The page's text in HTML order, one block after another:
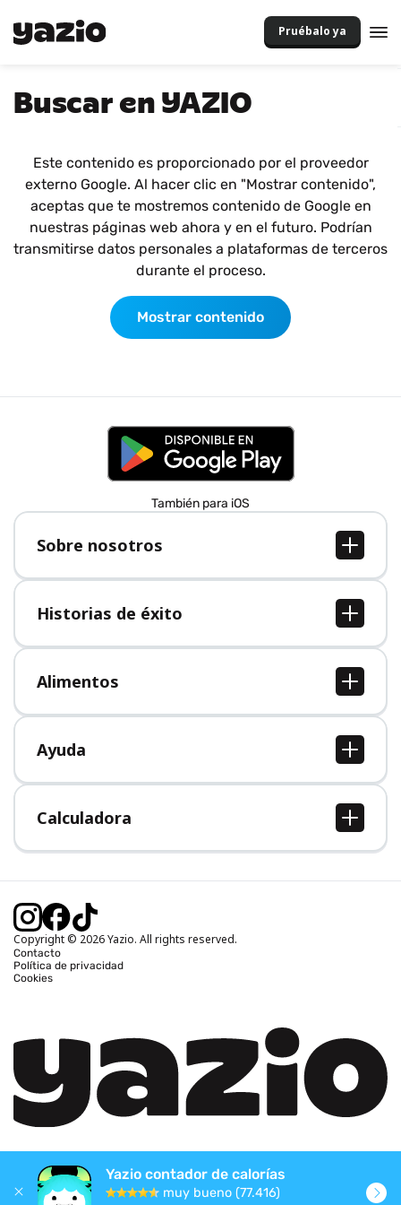
Pruébalo ya
Buscar en YAZIO
Este contenido es proporcionado por el proveedor
externo Google. Al hacer clic en "Mostrar contenido",
aceptas que te mostremos contenido de Google en
nuestras páginas web ahora y en el futuro. Podrían
transmitirse datos personales a plataformas de terceros
durante el proceso.
Mostrar contenido
También para iOS
Sobre nosotros
Sobre nosotros
Empleo
Prensa
Historias de éxito
Todas las historias de éxito
Alimentos
Todos los alimentos
Ayuda
Centro de ayuda
Calculadora
Calcular IMC
Calcular peso ideal
Calcular calorías quemadas
Copyright © 2026 Yazio. All rights reserved.
Contacto
Política de privacidad
Cookies
Yazio contador de calorías
muy bueno (77.416)